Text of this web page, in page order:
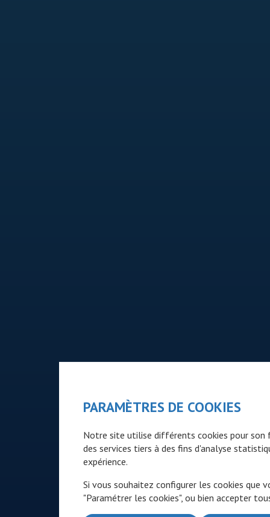
PARAMÈTRES DE COOKIES
Notre site utilise différents cookies pour son
des services tiers à des fins d'analyse
expérience.
Si vous souhaitez configurer les cookies que
"Paramétrer les cookies", ou bien accepter